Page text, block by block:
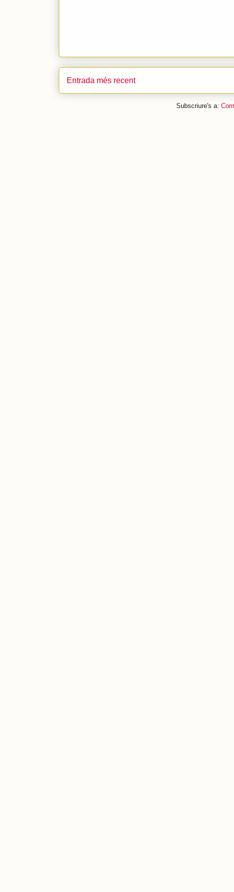
Entrada més recent
Subscriure's a: